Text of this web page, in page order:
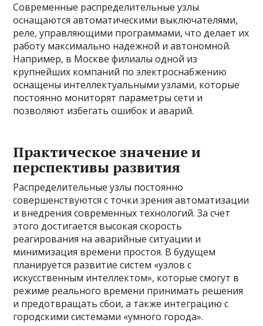
Современные распределительные узлы
оснащаются автоматическими выключателями,
реле, управляющими программами, что делает их
работу максимально надежной и автономной.
Например, в Москве филиалы одной из
крупнейших компаний по электроснабжению
оснащены интеллектуальными узлами, которые
постоянно мониторят параметры сети и
позволяют избегать ошибок и аварий.
Практическое значение и
перспективы развития
Распределительные узлы постоянно
совершенствуются с точки зрения автоматизации
и внедрения современных технологий. За счет
этого достигается высокая скорость
реагирования на аварийные ситуации и
минимизация времени простоя. В будущем
планируется развитие систем «узлов с
искусственным интеллектом», которые смогут в
режиме реального времени принимать решения
и предотвращать сбои, а также интеграцию с
городскими системами «умного города».